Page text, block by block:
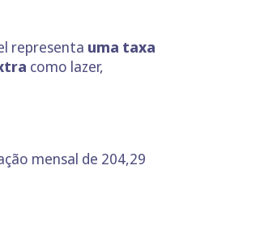
representa uma taxa
como lazer,
mensal de 204,29